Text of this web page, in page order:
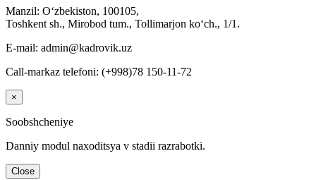
Manzil: Oʻzbekiston, 100105,
Toshkent sh., Mirobod tum., Tollimarjon koʻch., 1/1.
E-mail: admin@kadrovik.uz
Call-markaz telefoni: (+998)78 150-11-72
×
Soobshcheniye
Danniy modul naхoditsya v stadii razrabotki.
Close